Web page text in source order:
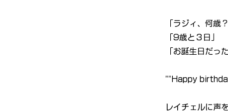
「ラジィ、何歳？
「9歳と３日」
「お誕生日だっ
""Happy
レイチェルに声